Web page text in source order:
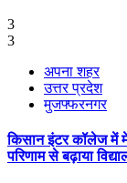
3
3
अपना शहर
उत्तर प्रदेश
मुजफ्फरनगर
किसान इंटर कॉलेज में
परिणाम से बढ़ाया